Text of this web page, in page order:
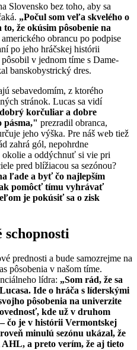
Slovensko bez toho, aby sa
„Počul som veľa skvelého o
že okúsim pôsobenie na
obrancu po podpise
po jeho hráčskej histórii
v jednom tíme s Dame-
banskobystrický dres.
sebavedomím, z ktorého
stránok. Lucas sa vidí
korčuliar a dobre
pásma," prezradil obranca,
jeho výška. Pre náš web tiež
zahrá gól, nepohrdne
okolie a oddýchnuť si vie pri
pred blížiacou sa sezónou?
ľade a byť čo najlepším
pomôcť tímu vyhrávať
je pokúsiť sa o zisk
prednosti a bude samozrejme na
pôsobenia v našom tíme.
lídra: „Som rád, že sa
Ide o hráča s líderskými
pôsobenia na univerzite
kde už v druhom
čo je v histórii Vermontskej
minulú sezónu ukázal, že
a preto verím, že aj tieto